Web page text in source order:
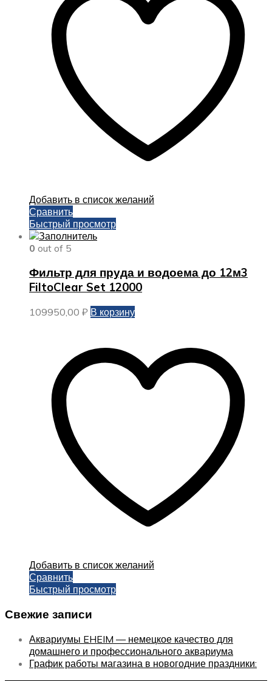
Добавить в список желаний
Сравнить
Быстрый просмотр
0 out of 5
Фильтр для пруда и водоема до 12м3
FiltoClear Set 12000
109950,00 ₽ В корзину
Добавить в список желаний
Сравнить
Быстрый просмотр
Свежие записи
Аквариумы EHEIM — немецкое качество для
домашнего и профессионального аквариума
График работы магазина в новогодние праздники: